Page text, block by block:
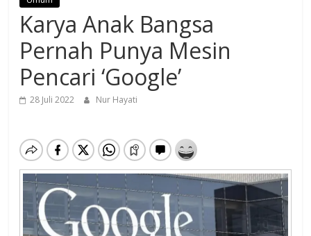
Karya Anak Bangsa
Pernah Punya Mesin
Pencari ‘Google’
28 Juli 2022 Nur Hayati